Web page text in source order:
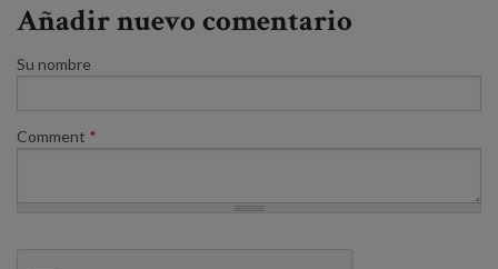
Añadir nuevo comentario
Su nombre
Comment *